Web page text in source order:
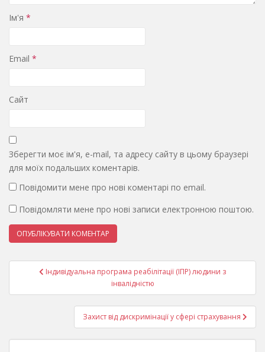
Ім'я *
Email *
Сайт
Зберегти моє ім'я, e-mail, та адресу сайту в цьому браузері
для моїх подальших коментарів.
Повідомити мене про нові коментарі по email.
Повідомляти мене про нові записи електронною поштою.
НавігаціяІндивідуальна програма реабілітації (ІПР) людини з
інвалідністю
Захист від дискримінації у сфері страхування